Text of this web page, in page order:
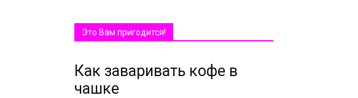
Это Вам пригодится!
Как заваривать кофе в
чашке